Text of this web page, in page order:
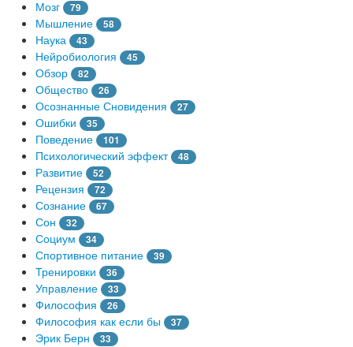
Мозг 79
Мышление 58
Наука 43
Нейробиология 45
Обзор 82
Общество 26
Осознанные Сновидения 27
Ошибки 35
Поведение 101
Психологический эффект 48
Развитие 52
Рецензия 72
Сознание 67
Сон 32
Социум 34
Спортивное питание 39
Тренировки 36
Управление 33
Философия 26
Философия как если бы 37
Эрик Берн
33